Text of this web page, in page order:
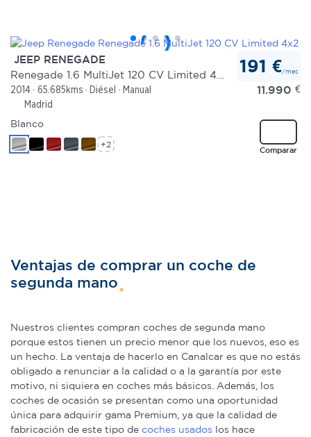
JEEP RENEGADE
2014 65.685kms Diésel
Manual
Madrid
191 €/mes
11.990 €
Comparar
Blanco
+2
Ventajas de comprar un coche de
segunda mano
Nuestros clientes compran coches de segunda mano
porque estos tienen un precio menor que los nuevos, eso es
un hecho. La ventaja de hacerlo en Canalcar es que no estás
obligado a renunciar a la calidad o a la garantía por este
motivo, ni siquiera en coches más básicos. Además, los
coches de ocasión se presentan como una oportunidad
única para adquirir gama Premium, ya que la calidad de
fabricación de este tipo de coches usados los hace